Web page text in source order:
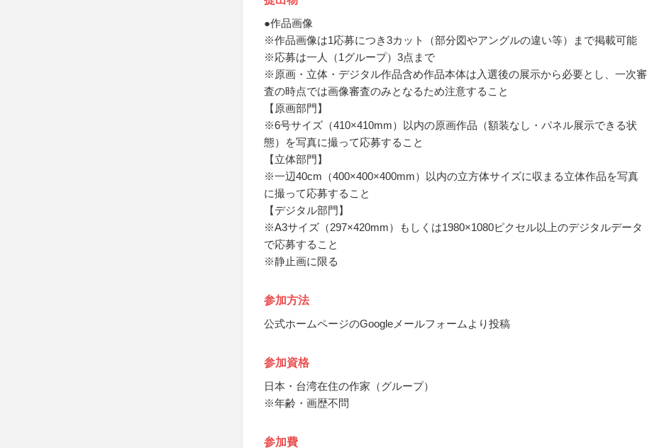
●作品画像
※作品画像は1応募につき3カット（部分図やアングルの違い等）まで掲載可能
※応募は一人（1グループ）3点まで
※原画・立体・デジタル作品含め作品本体は入選後の展示から必要とし、一次審
査の時点では画像審査のみとなるため注意すること
【原画部門】
※6号サイズ（410×410mm）以内の原画作品（額装なし・パネル展示できる状
態）を写真に撮って応募すること
【立体部門】
※一辺40cm（400×400×400mm）以内の立方体サイズに収まる立体作品を写真
に撮って応募すること
【デジタル部門】
※A3サイズ（297×420mm）もしくは1980×1080ピクセル以上のデジタルデータ
で応募すること
※静止画に限る
参加方法
公式ホームページのGoogleメールフォームより投稿
参加資格
日本・台湾在住の作家（グループ）
※年齢・画歴不問
参加費